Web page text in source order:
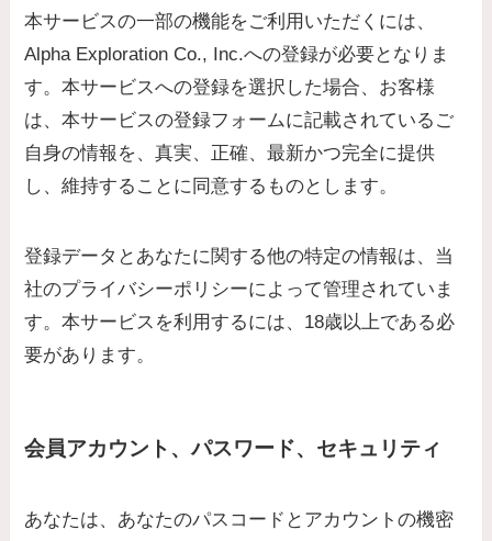
本サービスの一部の機能をご利用いただくには、
Alpha Exploration Co., Inc.への登録が必要となりま
す。本サービスへの登録を選択した場合、お客様
は、本サービスの登録フォームに記載されているご
自身の情報を、真実、正確、最新かつ完全に提供
し、維持することに同意するものとします。
登録データとあなたに関する他の特定の情報は、当
社のプライバシーポリシーによって管理されていま
す。本サービスを利用するには、18歳以上である必
要があります。
会員アカウント、パスワード、セキュリティ
あなたは、あなたのパスコードとアカウントの機密